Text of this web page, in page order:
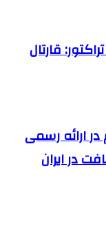
قارتال
ارائه رسمی
در ایران